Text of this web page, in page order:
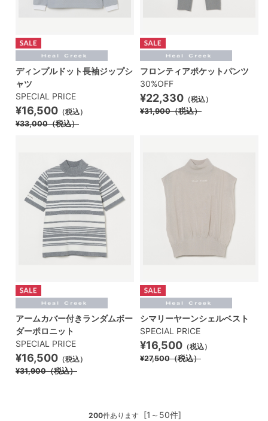
ディンプルドット長袖ジップシ
ャツ
SPECIAL PRICE
¥16,500 （税込）
¥33,000（税込）
フロンティアポケットパンツ
30%OFF
¥22,330 （税込）
¥31,900（税込）
アームカバー付きランダムボー
ダーポロニット
SPECIAL PRICE
¥16,500 （税込）
¥31,900（税込）
シマリーヤーンシェルベスト
SPECIAL PRICE
¥16,500 （税込）
¥27,500（税込）
[1～50件]
200件あります